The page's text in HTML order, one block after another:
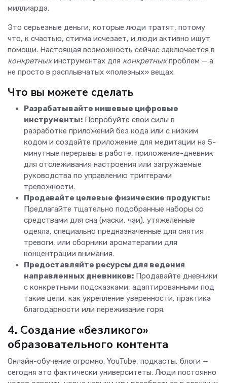
миллиарда.
Это серьезные деньги, которые люди тратят, потому
что, к счастью, стигма исчезает, и люди активно ищут
помощи. Настоящая возможность сейчас заключается в
конкретныхинструментах для конкретныхпроблем — а
не просто в расплывчатых «полезных» вещах.
Что вы можете сделать
Разрабатывайте нишевые цифровые
инструменты: Попробуйте свои силы в
разработке приложений без кода или с низким
кодом и создайте приложение для медитации на 5-
минутные перерывы в работе, приложение-дневник
для отслеживания настроения или загружаемые
руководства по управлению триггерами
тревожности.
Продавайте целевые физические продукты:
Предлагайте тщательно подобранные наборы со
средствами для сна (маски, чаи), утяжеленные
одеяла, специально предназначенные для снятия
тревоги, или сборники ароматерапии для
концентрации внимания.
Предоставляйте ресурсы для ведения
направленных дневников: Продавайте дневники
с конкретными подсказками, адаптированными под
такие цели, как укрепление уверенности, практика
благодарности или переживание горя.
4. Создание «безликого»
образовательного контента
Онлайн-обучение огромно. YouTube, подкасты, блоги —
сегодня это фактически университеты. Люди постоянно